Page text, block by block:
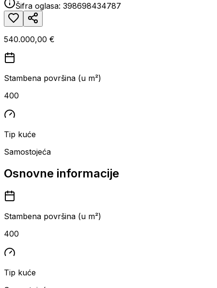
Šifra oglasa: 398698434787
540.000,00 €
Stambena površina (u m²)
400
Tip kuće
Samostojeća
Osnovne informacije
Stambena površina (u m²)
400
Tip kuće